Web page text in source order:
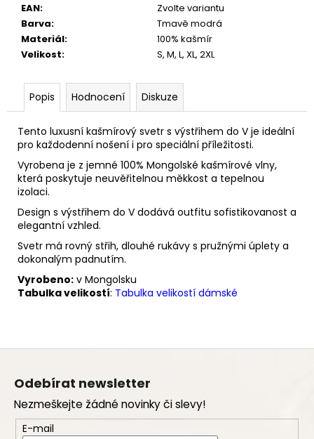
EAN:
Zvolte variantu
Barva:
Tmavě modrá
Materiál:
100% kašmír
Velikost: S, M, L, XL, 2XL
Popis Hodnocení Diskuze
Tento luxusní kašmírový svetr s výstřihem do V je ideální
pro každodenní nošení i pro speciální příležitosti.
Vyrobena je z jemné 100% Mongolské kašmírové vlny,
která poskytuje neuvěřitelnou měkkost a tepelnou
izolaci.
Design s výstřihem do V dodává outfitu sofistikovanost a
elegantní vzhled.
Svetr má rovný střih, dlouhé rukávy s pružnými úplety a
dokonalým padnutím.
Vyrobeno: v Mongolsku
Tabulka velikostí: Tabulka velikostí dámské
Z
Odebírat newsletter
Nezmeškejte žádné novinky či slevy!
E-mail